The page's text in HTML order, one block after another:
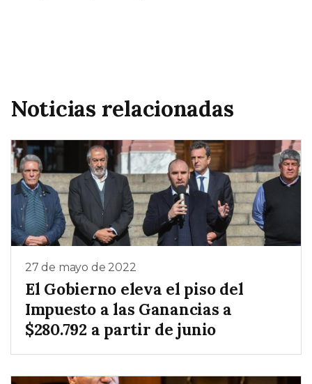
Noticias relacionadas
27 de mayo de 2022
El Gobierno eleva el piso del
Impuesto a las Ganancias a
$280.792 a partir de junio